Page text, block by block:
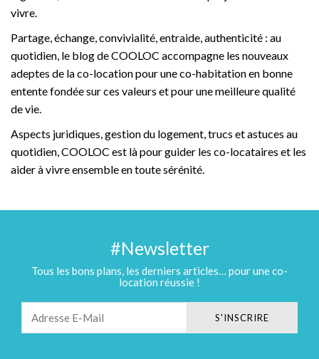
vivre.
Partage, échange, convivialité, entraide, authenticité : au
quotidien, le blog de COOLOC accompagne les nouveaux
adeptes de la co-location pour une co-habitation en bonne
entente fondée sur ces valeurs et pour une meilleure qualité
de vie.
Aspects juridiques, gestion du logement, trucs et astuces au
quotidien, COOLOC est là pour guider les co-locataires et les
aider à vivre ensemble en toute sérénité.
#Newsletter
Tous les bons plans, les derniers articles… pour une co-
location réussie !